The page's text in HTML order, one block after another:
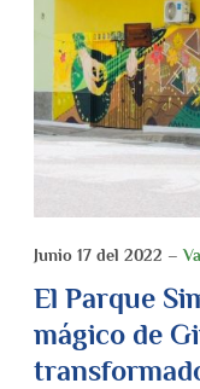
Junio 17 del 2022 –
El Parque
mágico de